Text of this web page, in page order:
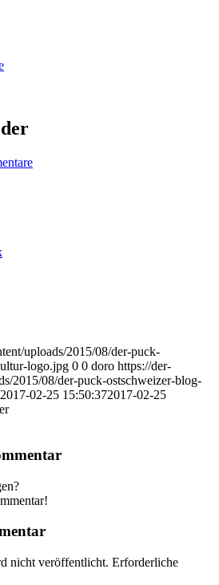
uploads/2015/08/der-puck-
logo.jpg 0 0 doro https://der-
2015/08/der-puck-ostschweizer-blog-
2017-02-25 15:50:372017-02-25
nicht veröffentlicht. Erforderliche